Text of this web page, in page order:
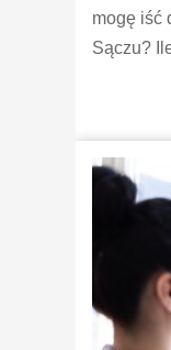
mogę iść
Sączu?